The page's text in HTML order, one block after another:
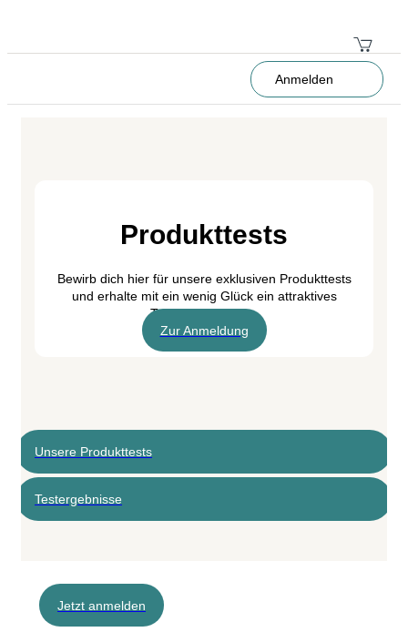
Anmelden
Produkttests
Bewirb dich hier für unsere exklusiven Produkttests
und erhalte mit ein wenig Glück ein attraktives
Testpaket von uns.
Zur Anmeldung
Unsere Produkttests
Testergebnisse
Jetzt anmelden